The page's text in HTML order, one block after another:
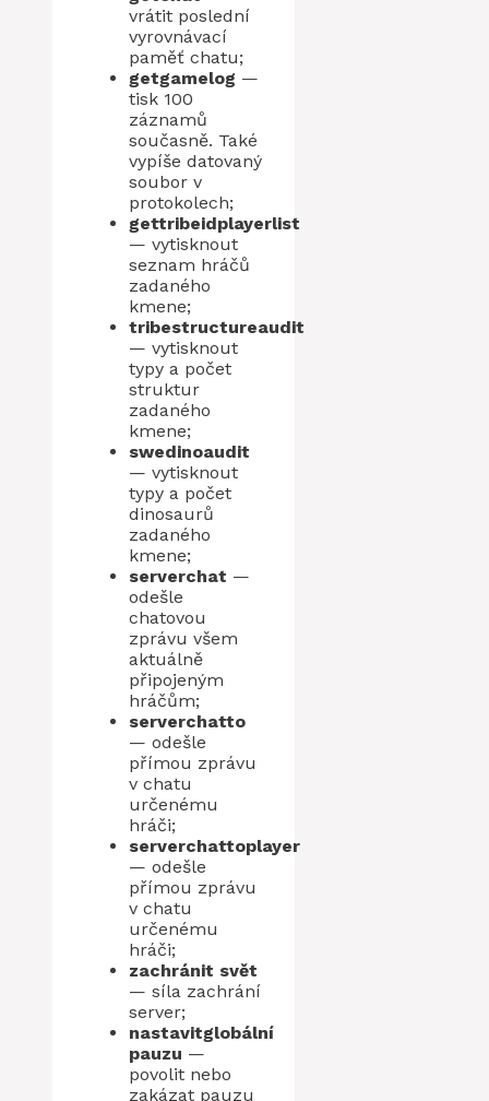
vrátit poslední
vyrovnávací
paměť chatu;
getgamelog —
tisk 100
záznamů
současně. Také
vypíše datovaný
soubor v
protokolech;
gettribeidplayerlist
— vytisknout
seznam hráčů
zadaného
kmene;
tribestructureaudit
— vytisknout
typy a počet
struktur
zadaného
kmene;
swedinoaudit
— vytisknout
typy a počet
dinosaurů
zadaného
kmene;
serverchat —
odešle
chatovou
zprávu všem
aktuálně
připojeným
hráčům;
serverchatto
— odešle
přímou zprávu
v chatu
určenému
hráči;
serverchattoplayer
— odešle
přímou zprávu
v chatu
určenému
hráči;
zachránit svět
— síla zachrání
server;
nastavitglobální
pauzu —
povolit nebo
zakázat pauzu